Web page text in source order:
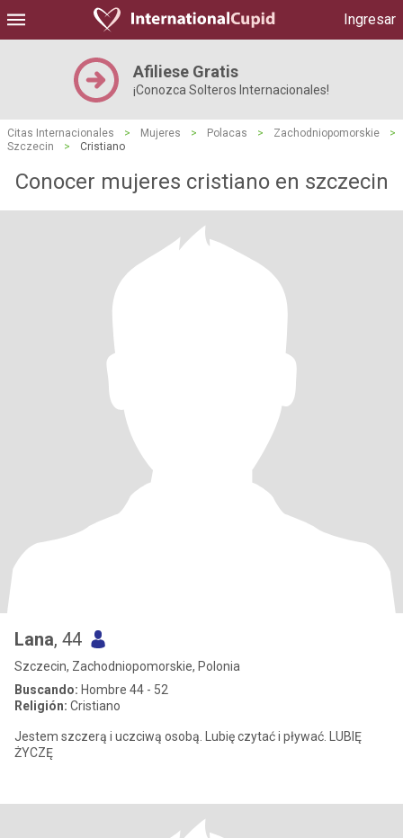
Ingresar
Afiliese Gratis
¡Conozca Solteros Internacionales!
Citas Internacionales > Mujeres > Polacas > Zachodniopomorskie
>
Szczecin
> Cristiano
Conocer mujeres cristiano en szczecin
Lana, 44
Szczecin, Zachodniopomorskie, Polonia
Buscando: Hombre 44 - 52
Religión: Cristiano
Jestem szczerą i uczciwą osobą. Lubię czytać i pływać. LUBIĘ
ŻYCZĘ